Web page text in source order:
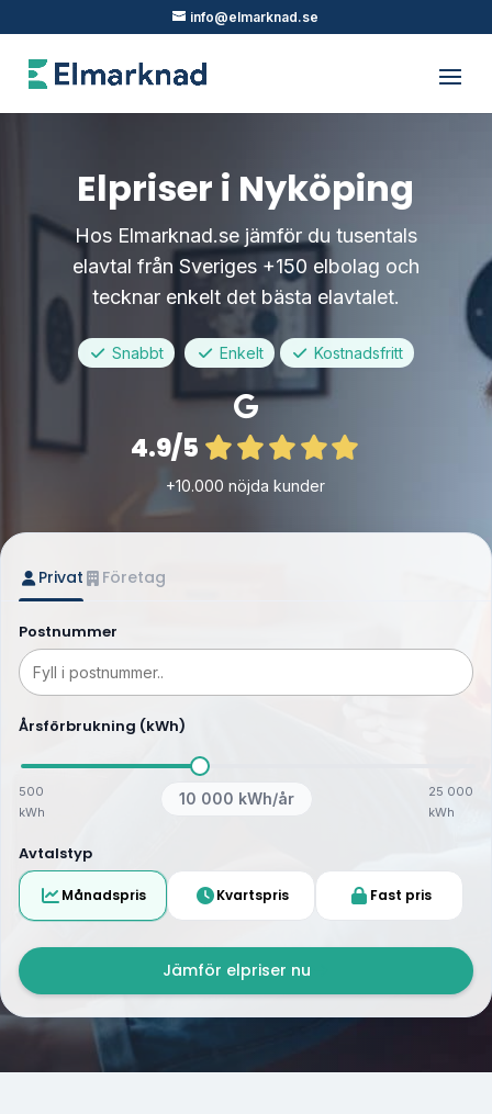
info@elmarknad.se
Elpriser i Nyköping
Hos Elmarknad.se jämför du tusentals
elavtal från Sveriges +150 elbolag och
tecknar enkelt det bästa elavtalet.
Snabbt Enkelt Kostnadsfritt
4.9/5
+10.000 nöjda kunder
Privat Företag
Postnummer
Årsförbrukning (kWh)
500
kWh
10 000 kWh/år
25 000
kWh
Avtalstyp
Månadspris Kvartspris Fast pris
Jämför elpriser nu